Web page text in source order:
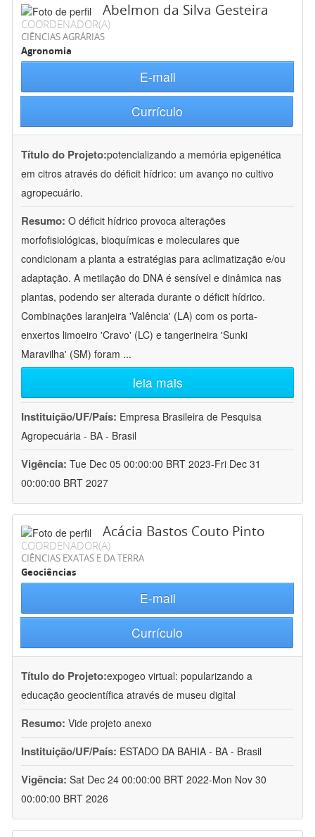
Abelmon da Silva Gesteira
COORDENADOR(A)
CIÊNCIAS AGRÁRIAS
Agronomia
E-mail
Currículo
Título do Projeto:potencializando a memória epigenética
em citros através do déficit hídrico: um avanço no cultivo
agropecuário.
Resumo: O déficit hídrico provoca alterações
morfofisiológicas, bioquímicas e moleculares que
condicionam a planta a estratégias para aclimatização e/ou
adaptação. A metilação do DNA é sensível e dinâmica nas
plantas, podendo ser alterada durante o déficit hídrico.
Combinações laranjeira 'Valência' (LA) com os porta-
enxertos limoeiro 'Cravo' (LC) e tangerineira 'Sunki
Maravilha' (SM) foram ...
leia mais
Instituição/UF/País: Empresa Brasileira de Pesquisa
Agropecuária - BA - Brasil
Vigência: Tue Dec 05 00:00:00 BRT 2023-Fri Dec 31
00:00:00 BRT 2027
Acácia Bastos Couto Pinto
COORDENADOR(A)
CIÊNCIAS EXATAS E DA TERRA
Geociências
E-mail
Currículo
Título do Projeto:expogeo virtual: popularizando a
educação geocientífica através de museu digital
Resumo: Vide projeto anexo
Instituição/UF/País: ESTADO DA BAHIA - BA - Brasil
Vigência: Sat Dec 24 00:00:00 BRT 2022-Mon Nov 30
00:00:00 BRT 2026